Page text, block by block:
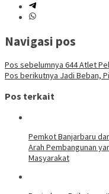
Navigasi pos
Pos sebelumnya 644 Atlet
Pos berikutnya Jadi Beban,
Pos terkait
Pemkot Banjarbaru
Arah Pembangunan
Masyarakat